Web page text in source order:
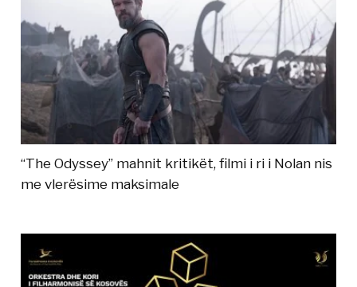
“The Odyssey” mahnit kritikët, filmi i ri i Nolan nis
me vlerësime maksimale